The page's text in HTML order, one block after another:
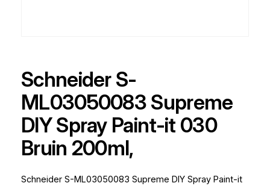
Schneider S-
ML03050083 Supreme
DIY Spray Paint-it 030
Bruin 200ml,
Schneider S-ML03050083 Supreme DIY Spray Paint-it